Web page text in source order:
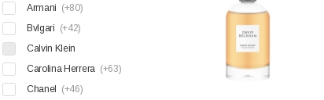
Armani (+80)
Bvlgari (+42)
Calvin Klein
Carolina Herrera (+63)
Chanel
(+46)